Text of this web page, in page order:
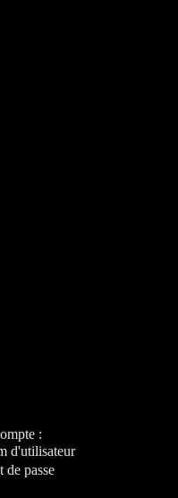
:
d'utilisateur
de passe